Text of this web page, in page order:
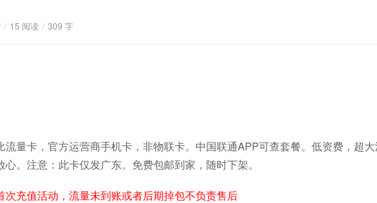
/ 15 阅读 / 309 字
流量卡，官方运营商手机卡，非物联卡。中国联通APP可查套餐。低资费，超
。注意：此卡仅发广东。免费包邮到家，随时下架。
充值活动，流量未到账或者后期掉包不负责售后